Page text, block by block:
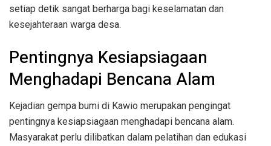
setiap detik sangat berharga bagi keselamatan dan
kesejahteraan warga desa.
Pentingnya Kesiapsiagaan
Menghadapi Bencana Alam
Kejadian gempa bumi di Kawio merupakan pengingat
pentingnya kesiapsiagaan menghadapi bencana alam.
Masyarakat perlu dilibatkan dalam pelatihan dan edukasi